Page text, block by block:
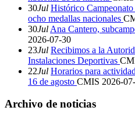
30Jul Histórico
ocho medallas nacionales
30Jul Ana Cantero,
2026-07-30
23Jul Recibimos a la
Instalaciones Deportivas
22Jul Horarios para
16 de agosto CMIS 2026-
Archivo de noticias